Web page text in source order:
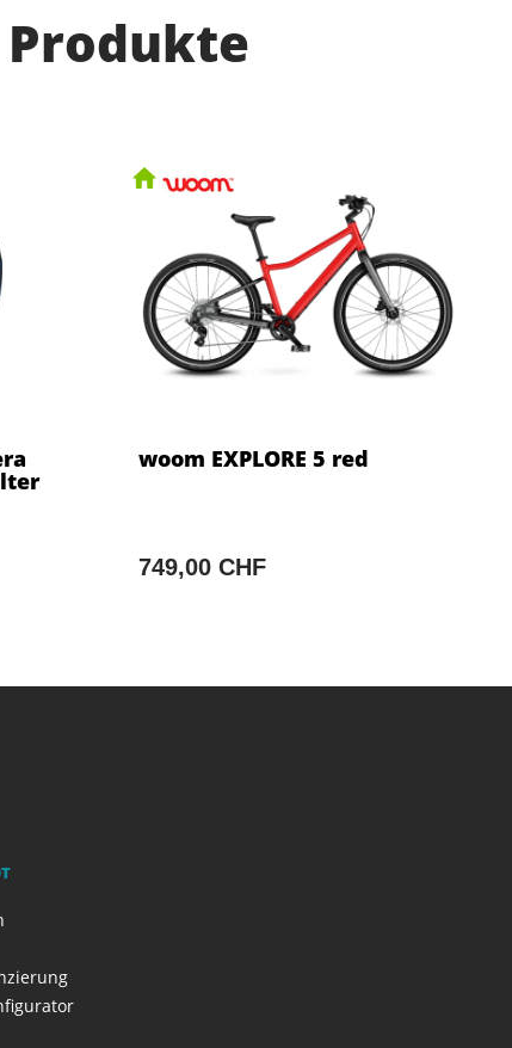
woom EXPLORE 5 red
749,00 CHF